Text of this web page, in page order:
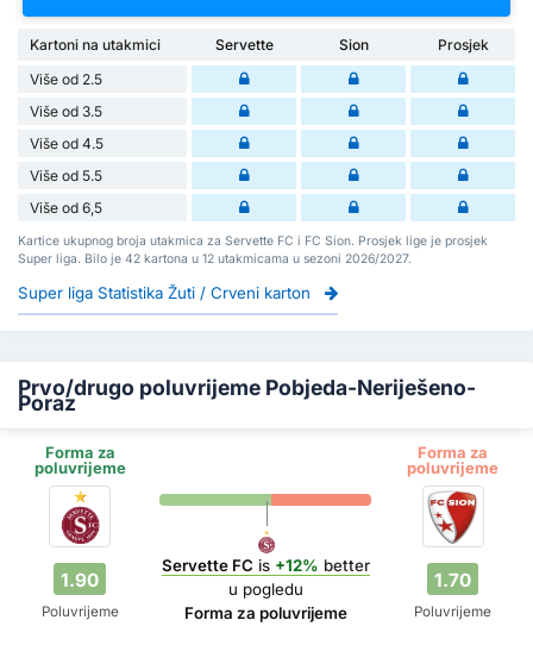
Kartoni na utakmici Servette Sion
Prosjek
Više od 2.5
Više od 3.5
Više od 4.5
Više od 5.5
Više od 6,5
Kartice ukupnog broja utakmica za Servette FC i FC Sion. Prosjek lige je prosjek
Super liga. Bilo je 42 kartona u 12 utakmicama u sezoni 2026/2027.
Super liga Statistika Žuti / Crveni karton
Prvo/drugo poluvrijeme Pobjeda-Neriješeno-
Poraz
Forma za
poluvrijeme
Forma za
poluvrijeme
1.90
Poluvrijeme
Servette FC is +12% better
u pogledu
Forma za poluvrijeme
1.70
Poluvrijeme